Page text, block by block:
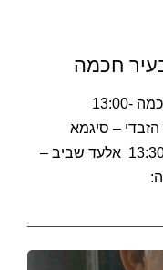
תוכנית פורום אנרגיה: אנרגיה בעיר חכמה 13:00-
13:30 אדי בית הזבדי – סיגמא
סמארט: אנרגיה בעיר חכמה 13:30-13:40 אלעד שביב –
חכמה: